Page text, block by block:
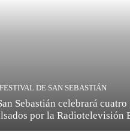
DE SAN SEBASTIÁN
Sebastián celebrará cuatro
por la Radiotelevisión